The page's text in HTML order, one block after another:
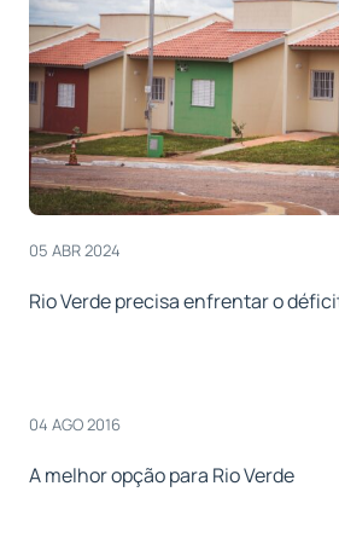
05 ABR 2024
Rio Verde precisa enfrentar o
04 AGO 2016
A melhor opção para Rio Verde